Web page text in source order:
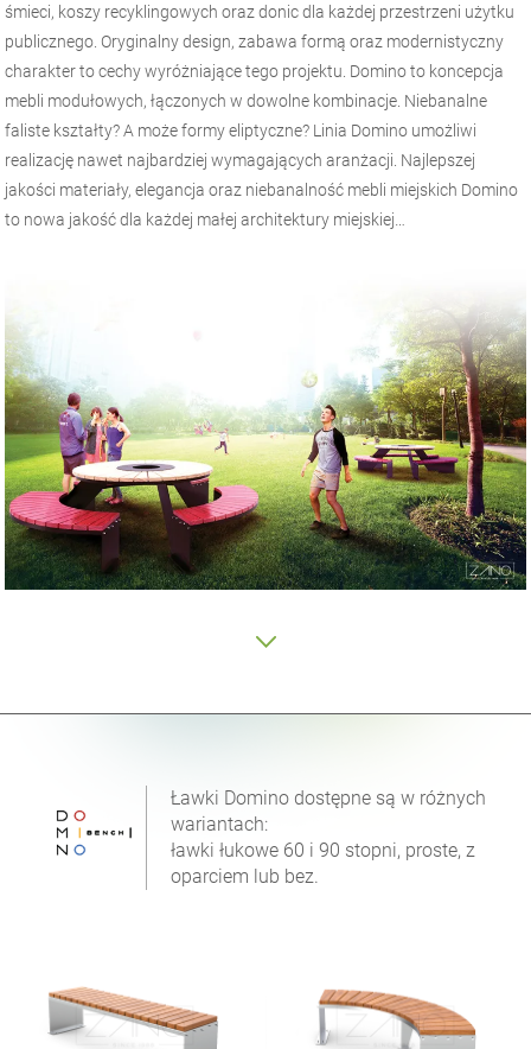
śmieci, koszy recyklingowych oraz donic dla każdej przestrzeni użytku
publicznego. Oryginalny design, zabawa formą oraz modernistyczny
charakter to cechy wyróżniające tego projektu. Domino to koncepcja
mebli modułowych, łączonych w dowolne kombinacje. Niebanalne
faliste kształty? A może formy eliptyczne? Linia Domino umożliwi
realizację nawet najbardziej wymagających aranżacji. Najlepszej
jakości materiały, elegancja oraz niebanalność mebli miejskich Domino
to nowa jakość dla każdej małej architektury miejskiej…
Ławki Domino dostępne są w różnych
wariantach:
ławki łukowe 60 i 90 stopni, proste, z
oparciem lub bez.